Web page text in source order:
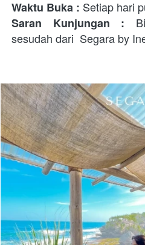
Waktu Buka : Setiap hari
Saran Kunjungan :
sesudah dari Segara by